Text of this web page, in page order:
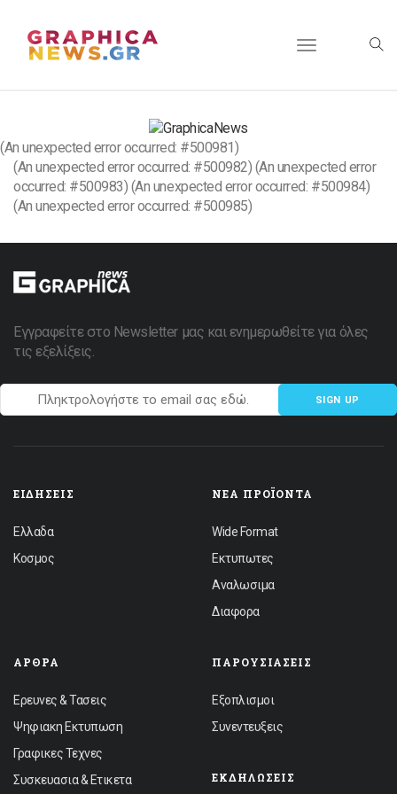
Toggle
(An unexpected error occurred: #500981)
(An unexpected error occurred: #500982) (An unexpected error
occurred: #500983) (An unexpected error occurred: #500984)
(An unexpected error occurred: #500985)
Εγγραφείτε στο Newsletter μας και ενημερωθείτε για όλες
τις εξελίξεις.
SIGN UP
ΕΙΔΉΣΕΙΣ
Ελλαδα
Κοσμος
ΝΈΑ ΠΡΟΪΌΝΤΑ
Wide Format
Εκτυπωτες
Αναλωσιμα
Διαφορα
ΆΡΘΡΑ
Ερευνες & Τασεις
Ψηφιακη Εκτυπωση
Γραφικες Τεχνες
Συσκευασια & Ετικετα
ΠΑΡΟΥΣΙΆΣΕΙΣ
Εξοπλισμοι
Συνεντευξεις
ΕΚΔΗΛΏΣΕΙΣ